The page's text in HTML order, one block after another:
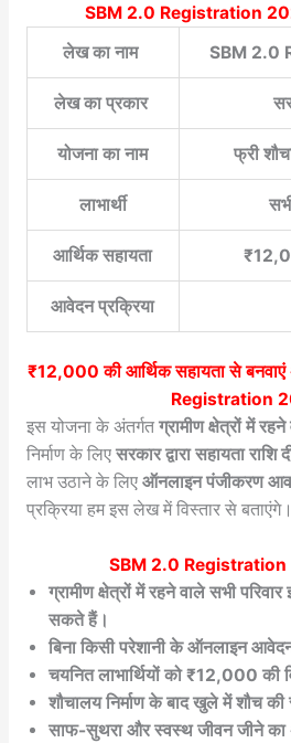
SBM 2.0 Registration
लेख का नाम
SBM 2.0
लेख का प्रकार
योजना का नाम फ्री
लाभार्थी
आर्थिक सहायता
आवेदन प्रक्रिया
₹12,000 की आर्थिक सहायता से बनवाएं
Registration
इस योजना के अंतर्गत ग्रामीण क्षेत्रों में रहने
निर्माण के लिए सरकार द्वारा सहायता राशि
लाभ उठाने के लिए ऑनलाइन पंजीकरण
प्रक्रिया हम इस लेख में विस्तार से बताएंगे।
SBM 2.0
ग्रामीण क्षेत्रों में रहने वाले सभी
सकते हैं।
बिना किसी परेशानी के ऑनलाइन
चयनित लाभार्थियों को ₹12,000 की
शौचालय निर्माण के बाद खुले में शौच की
साफ-सुथरा और स्वस्थ जीवन जीने का